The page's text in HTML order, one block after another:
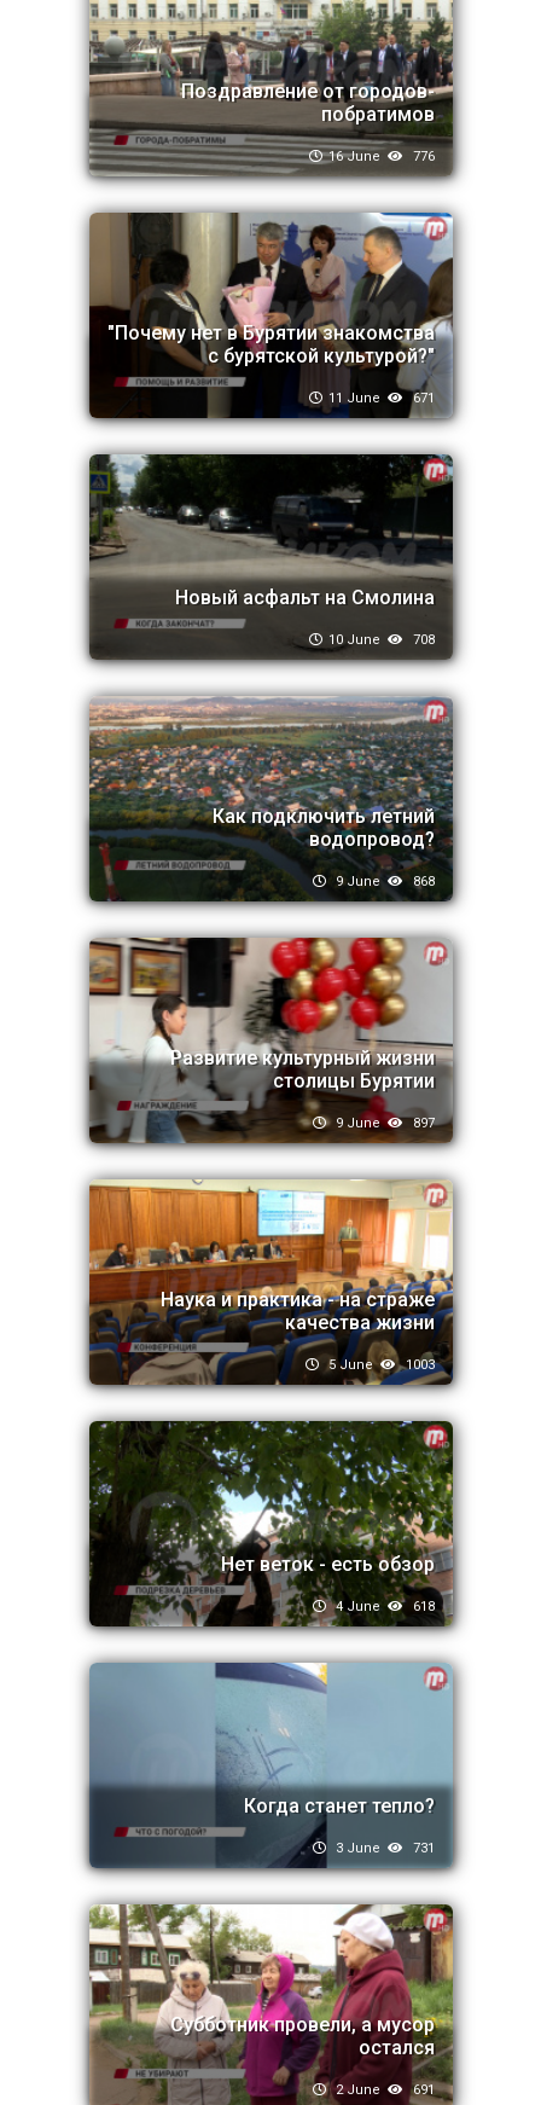
Поздравление от городов-
побратимов
16 June 776
"Почему нет в Бурятии знакомства
с бурятской культурой?"
11 June 671
Новый асфальт на Смолина
10 June 708
Как подключить летний
водопровод?
9 June 868
Развитие культурный жизни
столицы Бурятии
9 June 897
Наука и практика - на страже
качества жизни
5 June 1003
Нет веток - есть обзор
4 June 618
Когда станет тепло?
3 June 731
Субботник провели, а мусор
остался
2 June 691